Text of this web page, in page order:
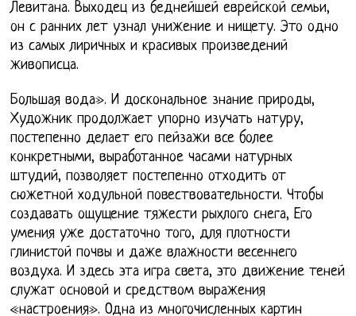
Левитана. Выходец из беднейшей еврейской семьи,
он с ранних лет узнал унижение и нищету. Это одно
из самых лиричных и красивых произведений
живописца.
Большая вода». И доскональное знание природы,
Художник продолжает упорно изучать натуру,
постепенно делает его пейзажи все более
конкретными, выработанное часами натурных
штудий, позволяет постепенно отходить от
сюжетной ходульной повествовательности. Чтобы
создавать ощущение тяжести рыхлого снега, Его
умения уже достаточно того, для плотности
глинистой почвы и даже влажности весеннего
воздуха. И здесь эта игра света, это движение теней
служат основой и средством выражения
«настроения». Одна из многочисленных картин